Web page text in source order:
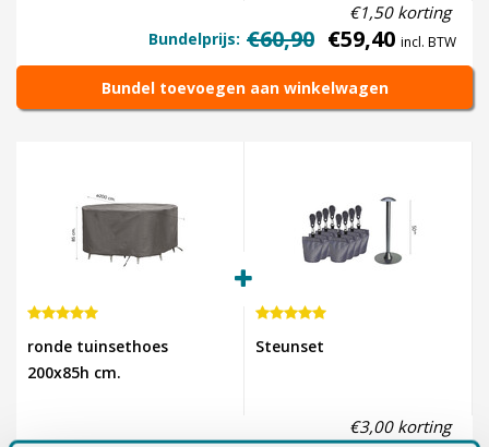
€1,50 korting
Bundelprijs: €60,90 €59,40 incl. BTW
Bundel toevoegen aan winkelwagen
ronde tuinsethoes
200x85h cm.
Steunset
€3,00 korting